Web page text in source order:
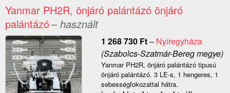
Yanmar PH2R, önjáró palántázó önjáró
palántázó– használt
1 268 730 Ft– Nyíregyháza
(Szabolcs-Szatmár-Bereg megye)
Yanmar PH2R, önjáró palántázó tipusú
önjáró palántázó. 3 LE-s, 1 hengeres, 1
sebességfokozattal hátra.